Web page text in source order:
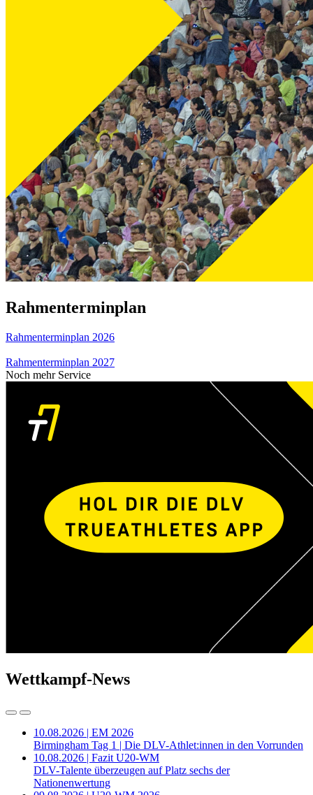
Rahmenterminplan
Rahmenterminplan 2026
Rahmenterminplan 2027
Noch mehr Service
Wettkampf-News
10.08.2026 | EM 2026
Birmingham Tag 1 | Die DLV-Athlet:innen in den Vorrunden
10.08.2026 | Fazit U20-WM
DLV-Talente überzeugen auf Platz sechs der
Nationenwertung